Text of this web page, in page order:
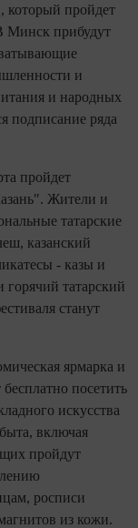
который пройдет
Минск прибудут
и
и народных
подписание ряда
пройдет
Жители и
татарские
казанский
- казы и
горячий татарский
станут
ярмарка и
посетить
искусства
включая
пройдут
росписи
из кожи.